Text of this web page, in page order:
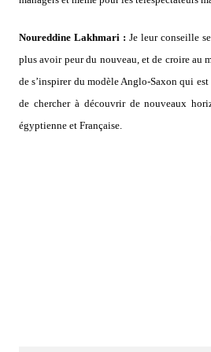
Noureddine Lakhmari : Je leur conseille
plus avoir peur du nouveau, et de croire au
de s’inspirer du modèle Anglo-Saxon qui
de chercher à découvrir de nouveaux
égyptienne et Française.